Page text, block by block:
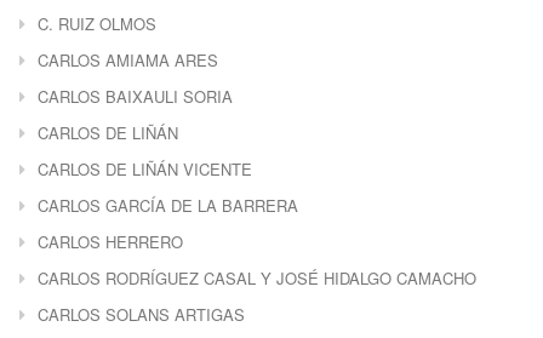
C. RUIZ OLMOS
CARLOS AMIAMA ARES
CARLOS BAIXAULI SORIA
CARLOS DE LIÑÁN
CARLOS DE LIÑÁN VICENTE
CARLOS GARCÍA DE LA BARRERA
CARLOS HERRERO
CARLOS RODRÍGUEZ CASAL Y JOSÉ HIDALGO CAMACHO
CARLOS SOLANS ARTIGAS